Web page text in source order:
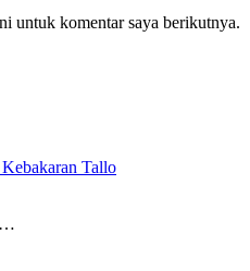
untuk komentar saya berikutnya.
Tallo